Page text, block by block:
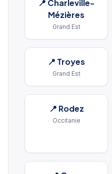
📍 Charleville-
Mézières
Grand Est
📍 Troyes
Grand Est
📍 Rodez
Occitanie